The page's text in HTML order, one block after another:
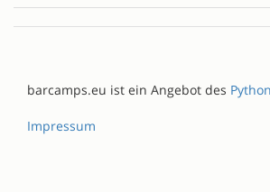
barcamps.eu ist ein Angebot des
Impressum